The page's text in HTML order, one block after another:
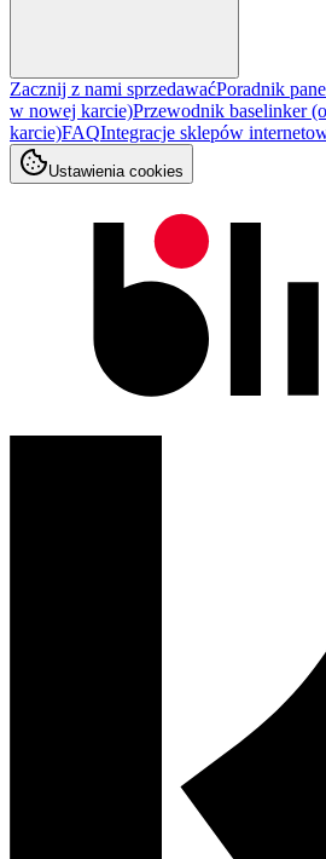
Zacznij z nami sprzedawaćPoradnik
w nowej karcie)Przewodnik baselinker
karcie)FAQIntegracje sklepów
Ustawienia cookies